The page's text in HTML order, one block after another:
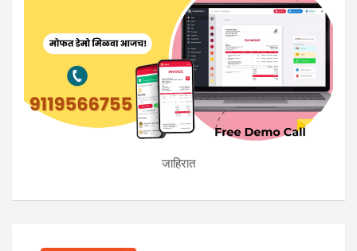
जाहिरात